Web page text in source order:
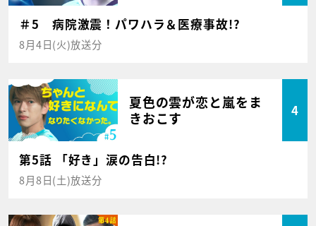
＃5 病院激震！パワハラ＆医療事故!?
8月4日(火)放送分
夏色の雲が恋と嵐をま
きおこす
4
第5話 「好き」涙の告白!?
8月8日(土)放送分